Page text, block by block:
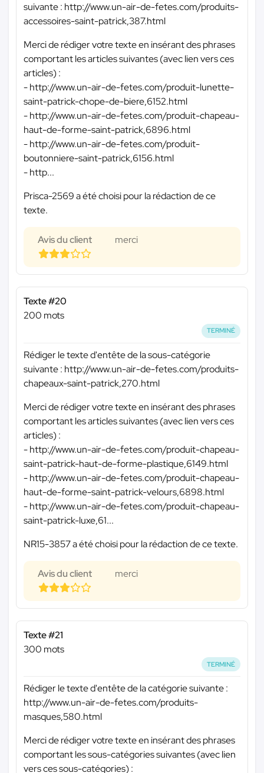
suivante : http://www.un-air-de-fetes.com/produits-
accessoires-saint-patrick,387.html
Merci de rédiger votre texte en insérant des phrases
comportant les articles suivantes (avec lien vers ces
articles) :
- http://www.un-air-de-fetes.com/produit-lunette-
saint-patrick-chope-de-biere,6152.html
- http://www.un-air-de-fetes.com/produit-chapeau-
haut-de-forme-saint-patrick,6896.html
- http://www.un-air-de-fetes.com/produit-
boutonniere-saint-patrick,6156.html
- http...
Prisca-2569 a été choisi pour la rédaction de ce
texte.
Avis du client merci
Texte #20
200 mots
TERMINÉ
Rédiger le texte d'entête de la sous-catégorie
suivante : http://www.un-air-de-fetes.com/produits-
chapeaux-saint-patrick,270.html
Merci de rédiger votre texte en insérant des phrases
comportant les articles suivantes (avec lien vers ces
articles) :
- http://www.un-air-de-fetes.com/produit-chapeau-
saint-patrick-haut-de-forme-plastique,6149.html
- http://www.un-air-de-fetes.com/produit-chapeau-
haut-de-forme-saint-patrick-velours,6898.html
- http://www.un-air-de-fetes.com/produit-chapeau-
saint-patrick-luxe,61...
NR15-3857 a été choisi pour la rédaction de ce texte.
Avis du client merci
Texte #21
300 mots
TERMINÉ
Rédiger le texte d'entête de la catégorie suivante :
http://www.un-air-de-fetes.com/produits-
masques,580.html
Merci de rédiger votre texte en insérant des phrases
comportant les sous-catégories suivantes (avec lien
vers ces sous-catégories) :